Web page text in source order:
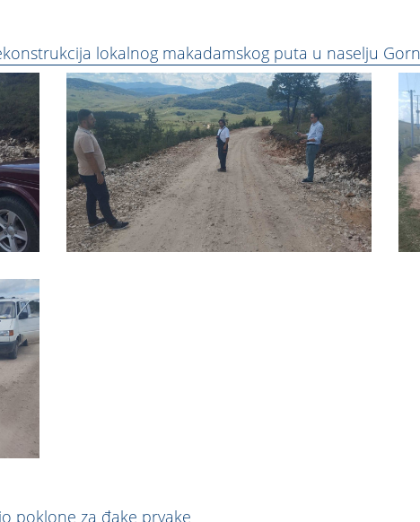
lokalnog makadamskog puta u naselju
poklone za đake prvake